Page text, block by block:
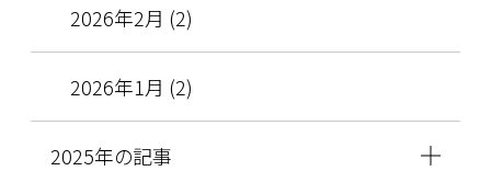
2026年2月 (2)
2026年1月 (2)
2025年の記事